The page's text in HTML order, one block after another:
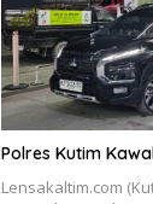
Polres Kutim
Lensakaltim.com